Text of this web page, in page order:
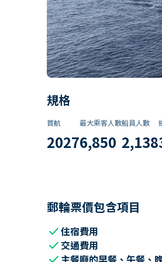
規格
首航
2027
最大乘客人數
6,850
船員人數
2,138
郵輪票價包含項目
check住宿費用
check 交通費用
主餐廳的早餐、午餐、